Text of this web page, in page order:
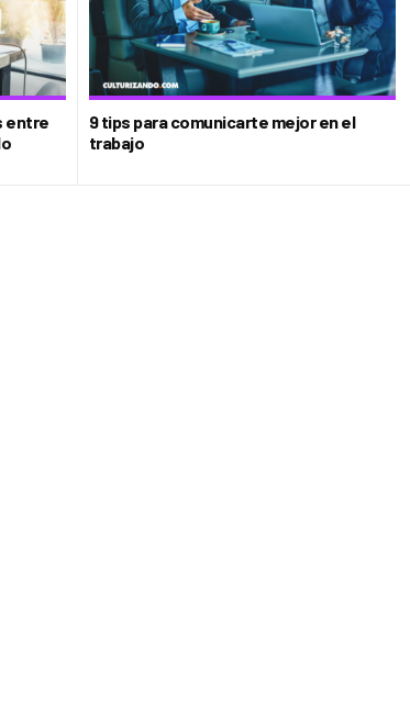
entre
9 tips para comunicarte mejor en el
trabajo